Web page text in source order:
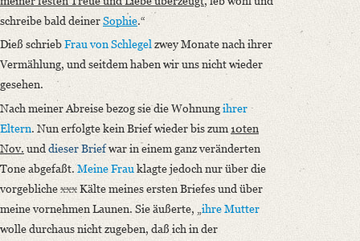
schreibe bald deinerSophie.“
Dieß schriebFrau von Schlegel zwey Monate nach ihrer
Vermählung, und seitdem haben wir uns nicht wieder
gesehen.
Nach meiner Abreise bezog sie die Wohnungihrer
Eltern. Nun erfolgte kein Brief wieder bis zum 10ten
Nov. und dieser Briefwar in einem ganz veränderten
Tone abgefaßt.Meine Frau klagte jedoch nur über die
vorgeblichexxxKälte meines ersten Briefes und über
meine vornehmen Launen. Sie äußerte, „ ihre Mutter
wolle durchaus nicht zugeben, daß ich in der